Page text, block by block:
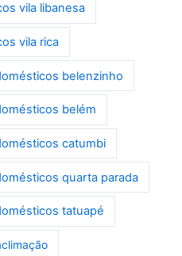
vila libanesa
vila rica
belenzinho
belém
catumbi
quarta parada
tatuapé